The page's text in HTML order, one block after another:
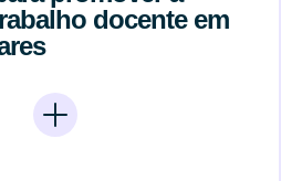
docente em